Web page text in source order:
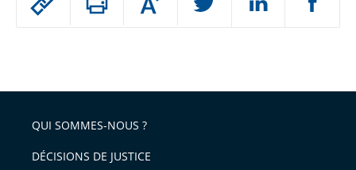
arriver
après
Augmenter
ou
l'article
pour
QUI SOMMES-NOUS ?
DÉCISIONS DE JUSTICE